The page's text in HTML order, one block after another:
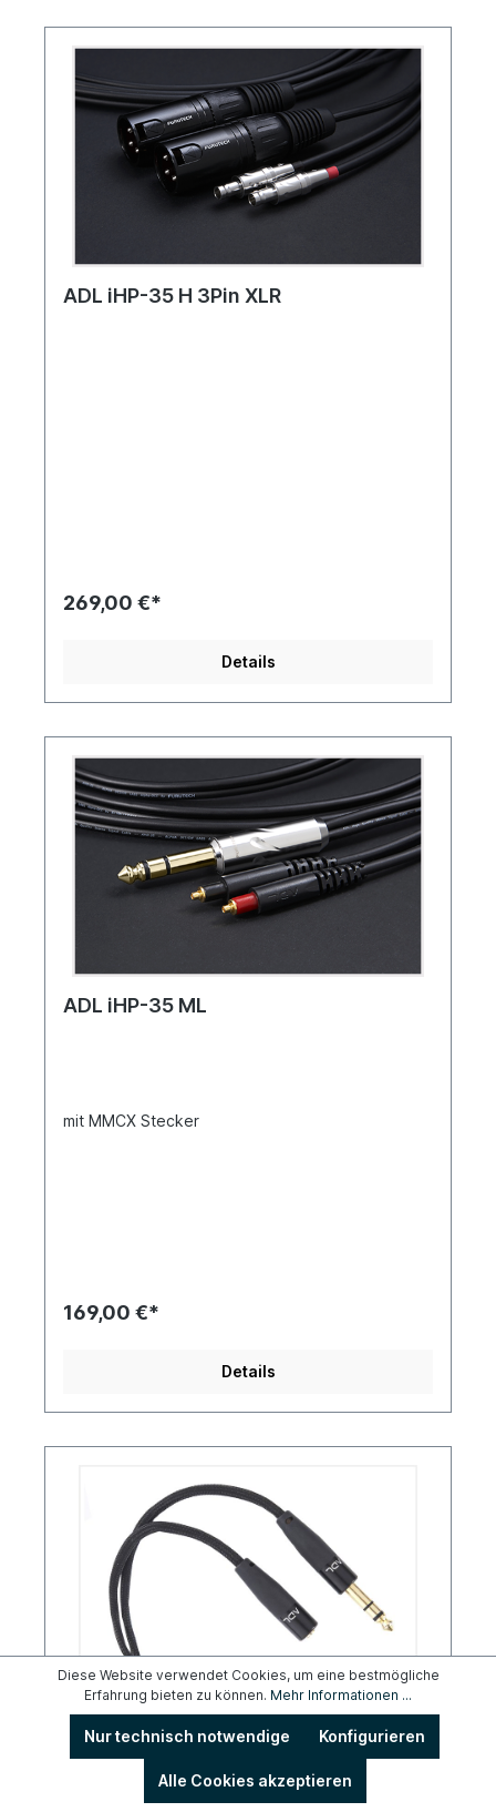
ADL iHP-35 H 3Pin XLR
269,00 €*
Details
ADL iHP-35 ML
mit MMCX Stecker
169,00 €*
Details
Furutech ADL IHP-3563
Diese Website verwendet Cookies, um eine bestmögliche
Erfahrung bieten zu können. Mehr Informationen ...
Nur technisch notwendige Konfigurieren
Alle Cookies akzeptieren